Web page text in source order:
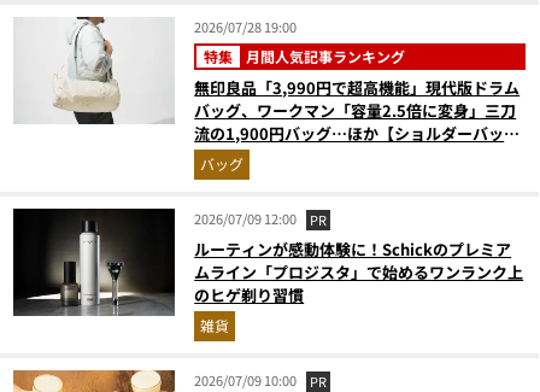
2026/07/28 19:00
特集 月間人気記事ランキング
無印良品「3,990円で超高機能」現代版ドラム
バッグ、ワークマン「容量2.5倍に変身」三刀
流の1,900円バッグ…ほか【ショルダーバッグ
の人気記事ランキングベスト3】（2026年6月
版）
バッグ
2026/07/09 12:00 PR
ルーティンが感動体験に！Schickのプレミア
ムライン「プロジスタ」で始めるワンランク上
のヒゲ剃り習慣
雑貨
2026/07/09 10:00 PR